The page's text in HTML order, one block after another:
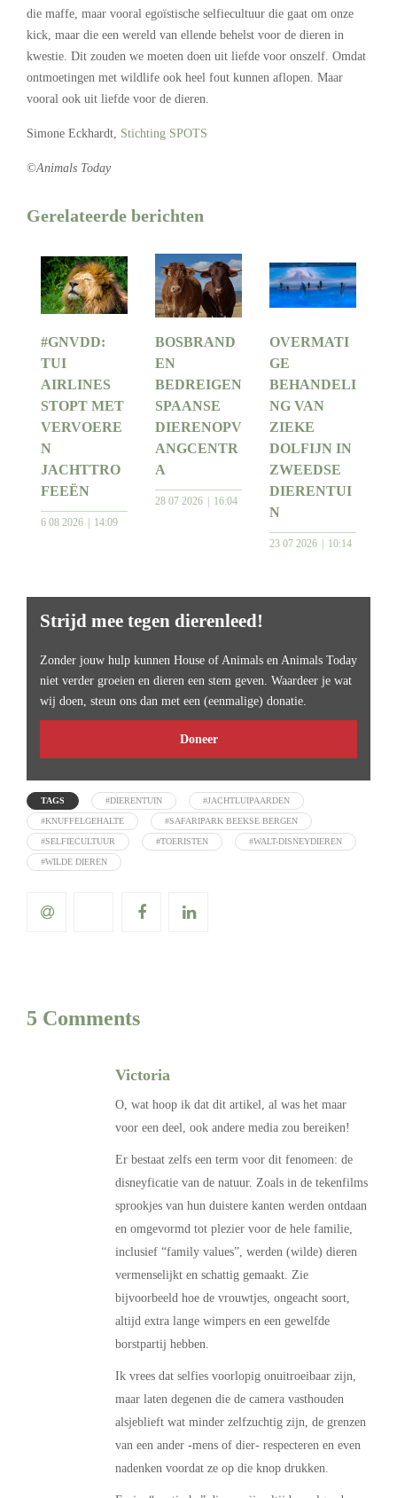
die maffe, maar vooral egoïstische selfiecultuur die gaat om onze
kick, maar die een wereld van ellende behelst voor de dieren in
kwestie. Dit zouden we moeten doen uit liefde voor onszelf. Omdat
ontmoetingen met wildlife ook heel fout kunnen aflopen. Maar
vooral ook uit liefde voor de dieren.
Simone Eckhardt, Stichting SPOTS
©Animals Today
Gerelateerde berichten
#GNVDD:
TUI
AIRLINES
STOPT MET
VERVOERE
N
JACHTTRO
FEEËN
6 08 2026 14:09
BOSBRAND
EN
BEDREIGEN
SPAANSE
DIERENOPV
ANGCENTR
A
28 07 2026 16:04
OVERMATI
GE
BEHANDELI
NG VAN
ZIEKE
DOLFIJN IN
ZWEEDSE
DIERENTUI
N
23 07 2026 10:14
Strijd mee tegen dierenleed!
Zonder jouw hulp kunnen House of Animals en Animals Today
niet verder groeien en dieren een stem geven. Waardeer je wat
wij doen, steun ons dan met een (eenmalige) donatie.
Doneer
TAGS #DIERENTUIN #JACHTLUIPAARDEN
#KNUFFELGEHALTE #SAFARIPARK BEEKSE BERGEN
#SELFIECULTUUR #TOERISTEN #WALT-DISNEYDIEREN
#WILDE DIEREN
5 Comments
Victoria
O, wat hoop ik dat dit artikel, al was het maar
voor een deel, ook andere media zou bereiken!
Er bestaat zelfs een term voor dit fenomeen: de
disneyficatie van de natuur. Zoals in de tekenfilms
sprookjes van hun duistere kanten werden ontdaan
en omgevormd tot plezier voor de hele familie,
inclusief “family values”, werden (wilde) dieren
vermenselijkt en schattig gemaakt. Zie
bijvoorbeeld hoe de vrouwtjes, ongeacht soort,
altijd extra lange wimpers en een gewelfde
borstpartij hebben.
Ik vrees dat selfies voorlopig onuitroeibaar zijn,
maar laten degenen die de camera vasthouden
alsjeblieft wat minder zelfzuchtig zijn, de grenzen
van een ander -mens of dier- respecteren en even
nadenken voordat ze op die knop drukken.